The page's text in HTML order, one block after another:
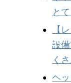
と
【
設
く
ヘ